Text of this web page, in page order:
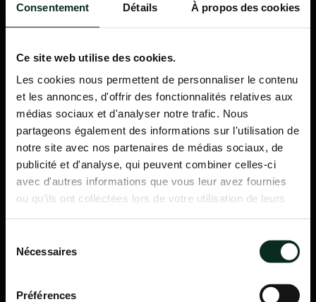
Consentement Détails À propos des cookies
Ce site web utilise des cookies.
Les cookies nous permettent de personnaliser le contenu
et les annonces, d'offrir des fonctionnalités relatives aux
médias sociaux et d'analyser notre trafic. Nous
partageons également des informations sur l'utilisation de
notre site avec nos partenaires de médias sociaux, de
publicité et d'analyse, qui peuvent combiner celles-ci
avec d'autres informations que vous leur avez fournies
ou qu'ils ont collectées lors de votre utilisation de leurs
Nécessaires
Préférences